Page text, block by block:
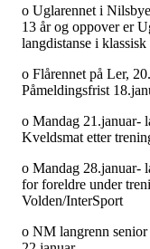
o Uglarennet i
13 år og oppover er
langdistanse i
o Flårennet på Ler,
Påmeldingsfrist
o Mandag 21.januar-
Kveldsmat etter
o Mandag 28.januar-
for foreldre under
Volden/InterSport
o NM langrenn